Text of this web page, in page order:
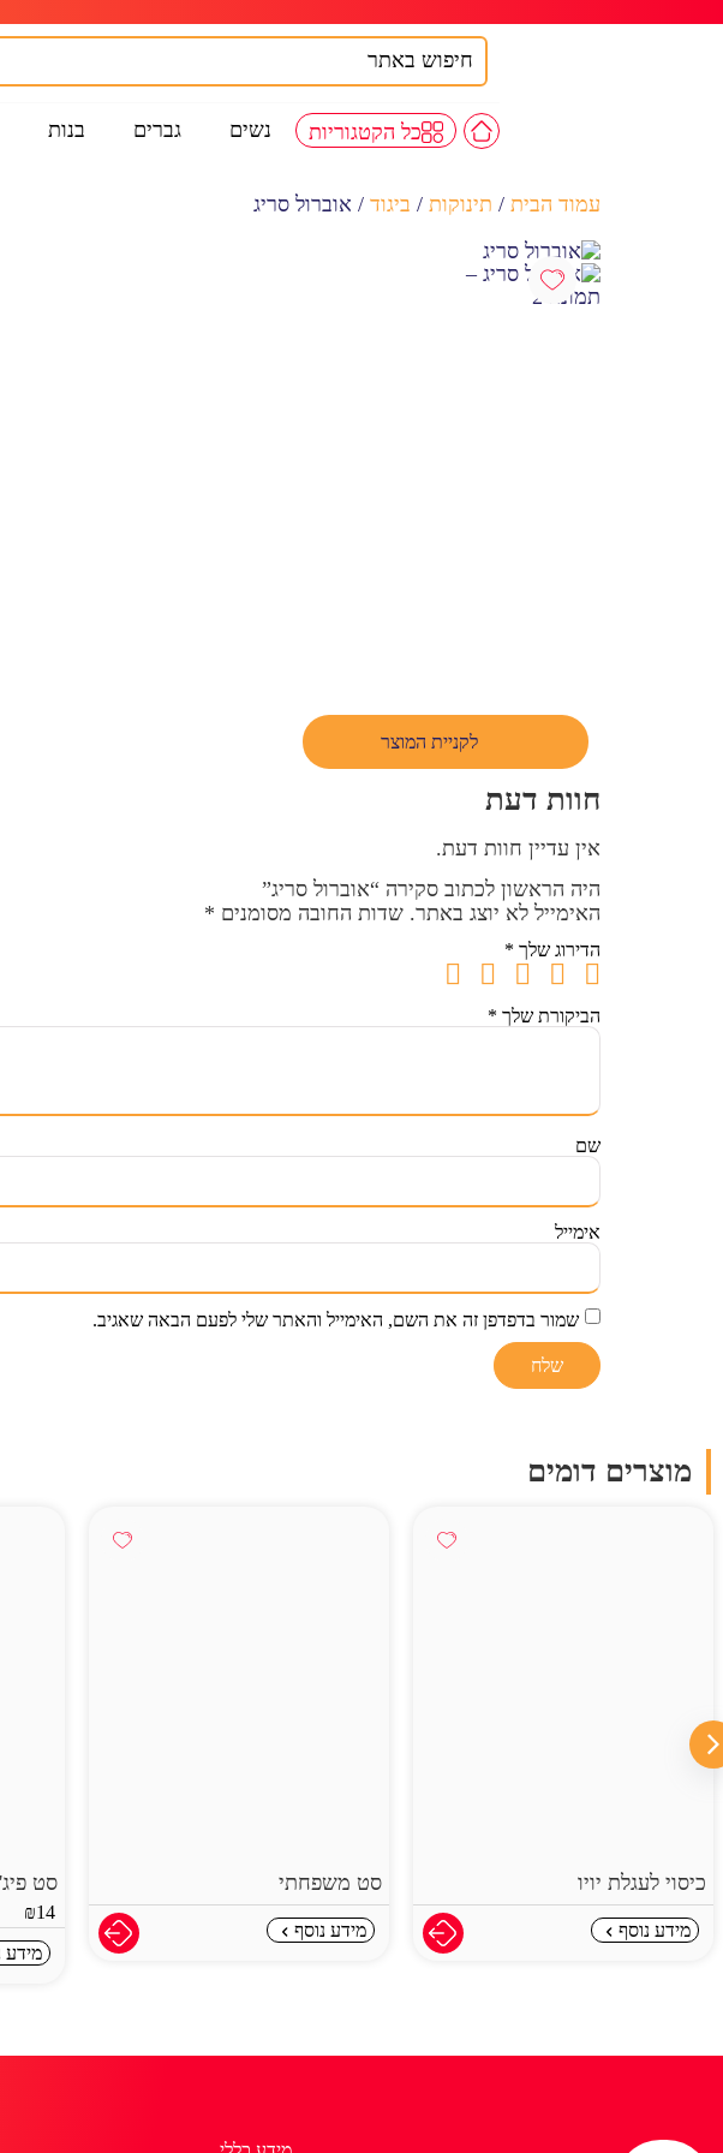
כל הקטגוריות נשים גברים בנות
עמוד הבית / תינוקות / ביגוד / אוברול סריג
לקניית המוצר
חוות דעת
אין עדיין חוות דעת.
היה הראשון לכתוב סקירה “אוברול סריג”
האימייל לא יוצג באתר. שדות החובה מסומנים *
הדירוג שלך *
הביקורת שלך *
שם
אימייל
שמור בדפדפן זה את השם, האימייל והאתר שלי לפעם הבאה שאגיב.
מוצרים דומים
סט משפחתי
מידע נוסף
סט פיג'מות
₪14